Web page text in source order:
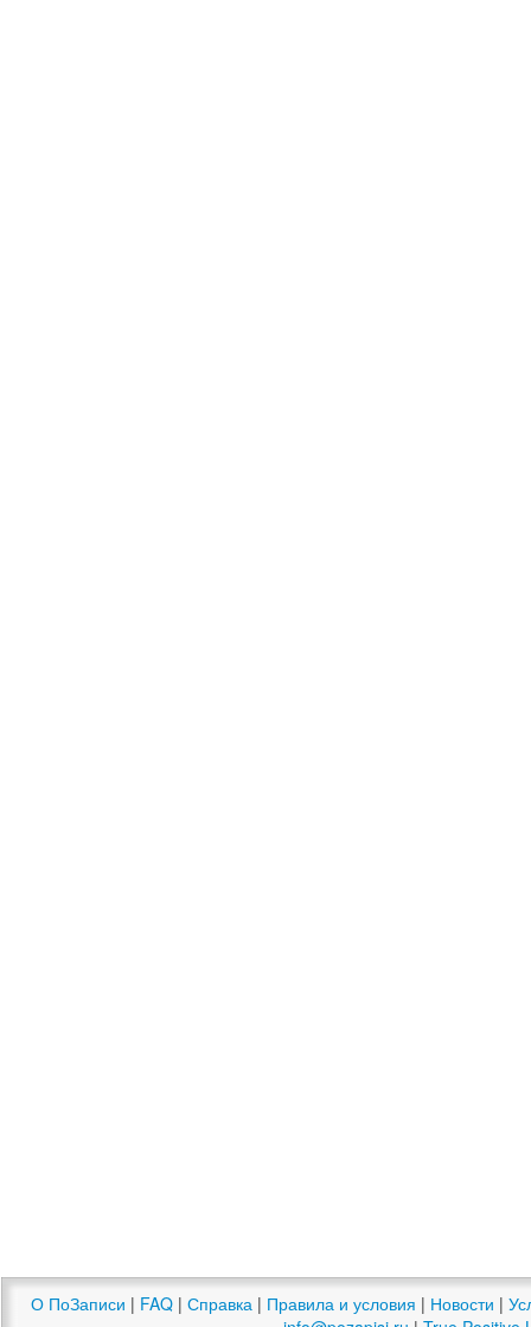
О ПоЗаписи | FAQ | Справка | Правила и условия | Новости |